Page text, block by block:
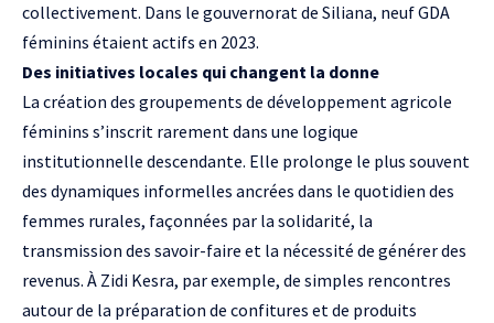
collectivement. Dans le gouvernorat de Siliana, neuf GDA
féminins étaient actifs en 2023.
Des initiatives locales qui changent la donne
La création des groupements de développement agricole
féminins s’inscrit rarement dans une logique
institutionnelle descendante. Elle prolonge le plus souvent
des dynamiques informelles ancrées dans le quotidien des
femmes rurales, façonnées par la solidarité, la
transmission des savoir-faire et la nécessité de générer des
revenus. À Zidi Kesra, par exemple, de simples rencontres
autour de la préparation de confitures et de produits